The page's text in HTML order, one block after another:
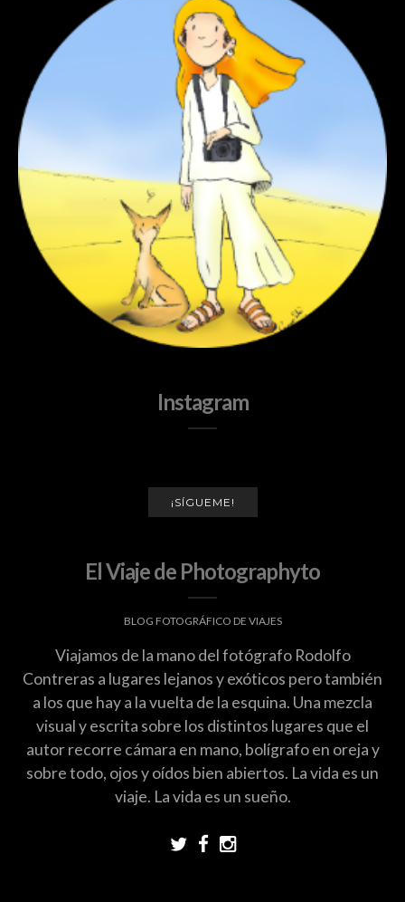
Instagram
¡SÍGUEME!
El Viaje de Photographyto
BLOG FOTOGRÁFICO DE VIAJES
Viajamos de la mano del fotógrafo Rodolfo
Contreras a lugares lejanos y exóticos pero también
a los que hay a la vuelta de la esquina. Una mezcla
visual y escrita sobre los distintos lugares que el
autor recorre cámara en mano, bolígrafo en oreja y
sobre todo, ojos y oídos bien abiertos. La vida es un
viaje. La vida es un sueño.